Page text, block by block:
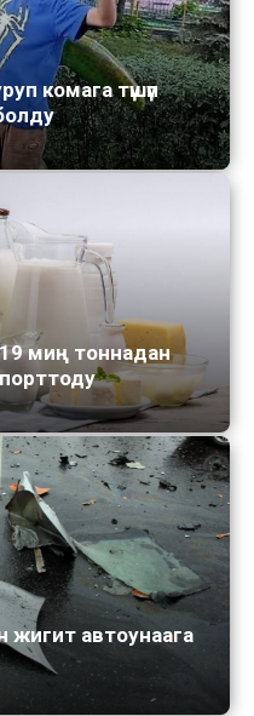
комага түшүп
миң тоннадан
жигит автоунаага